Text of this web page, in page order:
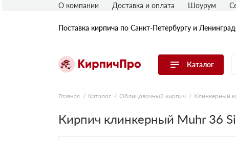
Поставка кирпича по Санкт-Петербургу и
Каталог
Перейти в каталог
Строительный (рядовой) кирпич
О компании Доставка и оплата Шоурум
Главная Каталог Облицовочный кирпич Клинкерный
Кирпич клинкерный Muhr 36